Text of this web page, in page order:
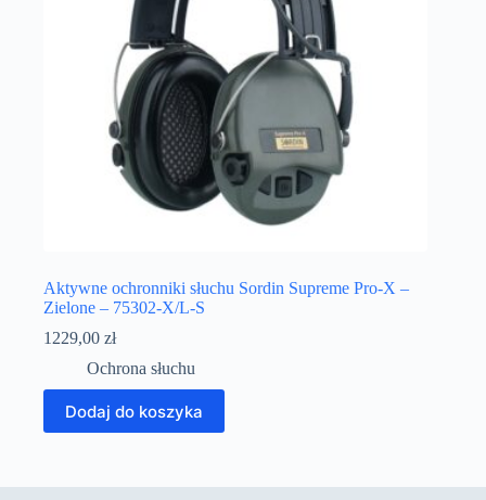
Aktywne ochronniki słuchu Sordin Supreme Pro-X –
Zielone – 75302-X/L-S
1229,00 zł
Ochrona słuchu
Dodaj do koszyka